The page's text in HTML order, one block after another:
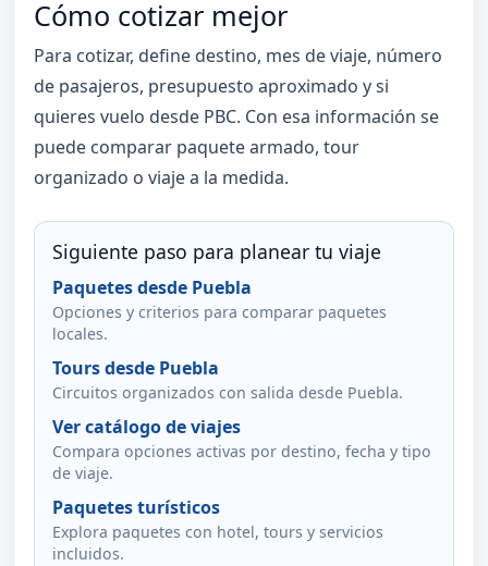
Cómo cotizar mejor
Para cotizar, define destino, mes de viaje, número
de pasajeros, presupuesto aproximado y si
quieres vuelo desde PBC. Con esa información se
puede comparar paquete armado, tour
organizado o viaje a la medida.
Siguiente paso para planear tu viaje
Paquetes desde Puebla
Opciones y criterios para comparar paquetes
locales.
Tours desde Puebla
Circuitos organizados con salida desde Puebla.
Ver catálogo de viajes
Compara opciones activas por destino, fecha y tipo
de viaje.
Paquetes turísticos
Explora paquetes con hotel, tours y servicios
incluidos.